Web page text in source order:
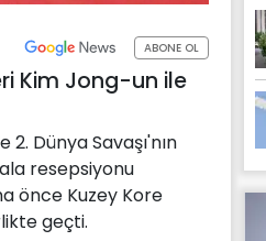
ABONE OL
Kim Jong-un ile
Dünya Savaşı'nın
resepsiyonu
önce Kuzey Kore
geçti.